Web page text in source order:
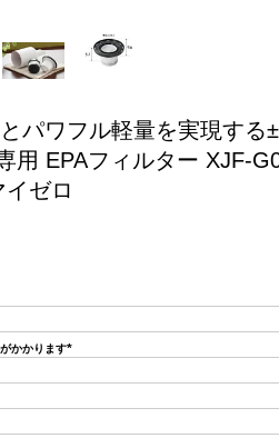
パワフル軽量を実現する
用 EPAフィルター XJF-
ゼロ
かかります
須)